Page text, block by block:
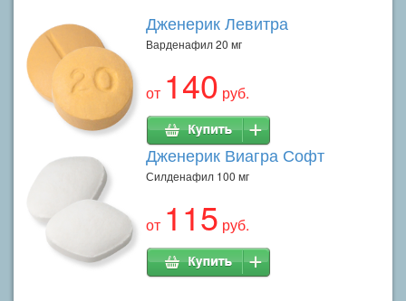
Дженерик Левитра
Варденафил 20 мг
от 140 руб.
Дженерик Виагра Софт
Силденафил 100 мг
от 115 руб.